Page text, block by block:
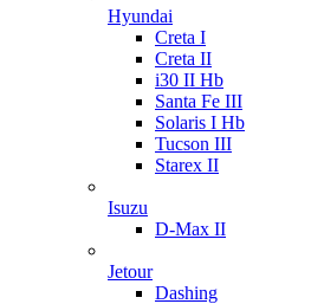
Hyundai
Creta I
Creta II
i30 II Hb
Santa Fe III
Solaris I Hb
Tucson III
Starex II
Isuzu
D-Max II
Jetour
Dashing